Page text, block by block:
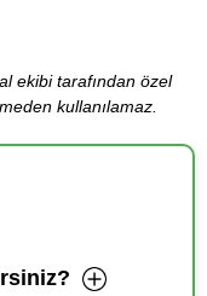
ekibi tarafından özel
kullanılamaz.